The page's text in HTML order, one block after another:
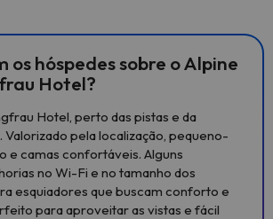
os hóspedes sobre o Alpine
Hotel?
Hotel, perto das pistas e da
pela localização, pequeno-
e camas confortáveis. Alguns
no Wi-Fi e no tamanho dos
esquiadores que buscam conforto e
para aproveitar as vistas e fácil